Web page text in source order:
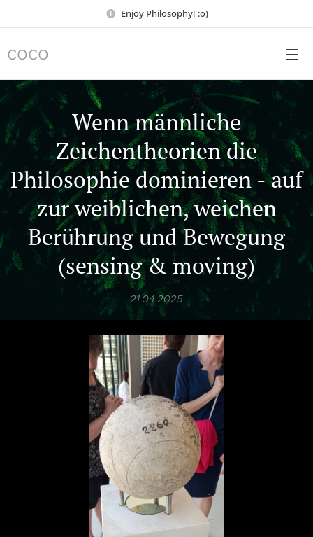
Enjoy Philosophy! :o)
COCO
Wenn männliche
Zeichentheorien die
Philosophie dominieren - auf
zur weiblichen, weichen
Berührung und Bewegung
(sensing & moving)
21.04.2025